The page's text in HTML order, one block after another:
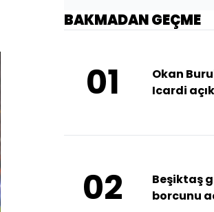
BAKMADAN GEÇME
01
Okan
Icardi
02
Beşiktaş
borcunu